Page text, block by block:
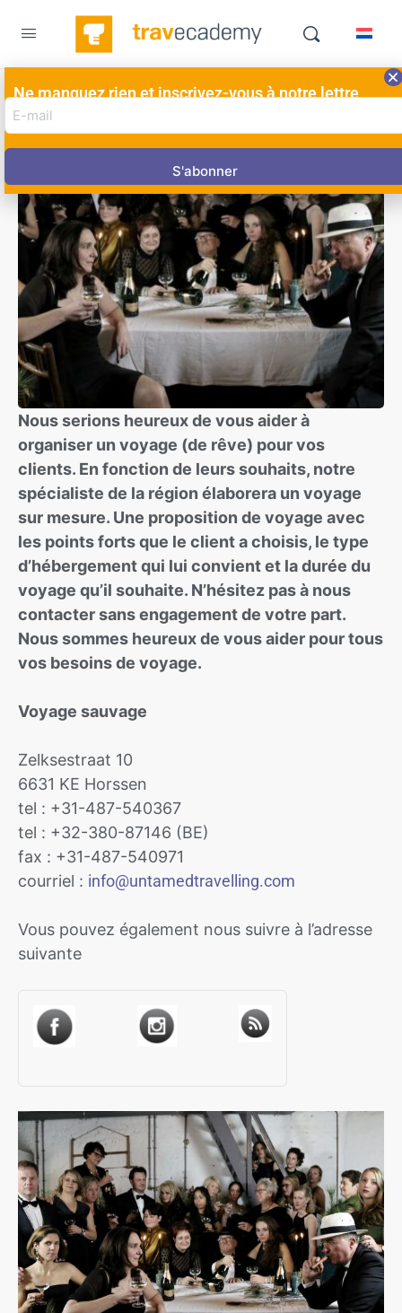
Nous serions heureux de vous aider à
organiser un voyage (de rêve) pour vos
clients. En fonction de leurs souhaits, notre
spécialiste de la région élaborera un voyage
sur mesure. Une proposition de voyage avec
les points forts que le client a choisis, le type
d’hébergement qui lui convient et la durée du
voyage qu’il souhaite. N’hésitez pas à nous
contacter sans engagement de votre part.
Nous sommes heureux de vous aider pour tous
vos besoins de voyage.
Voyage sauvage
Zelksestraat 10
6631 KE Horssen
tel : +31-487-540367
tel : +32-380-87146 (BE)
fax : +31-487-540971
courriel : info@untamedtravelling.com
Vous pouvez également nous suivre à l’adresse
suivante
Ne manquez rien et inscrivez-vous à notre lettre
d'information ici!
E-
mail
adres